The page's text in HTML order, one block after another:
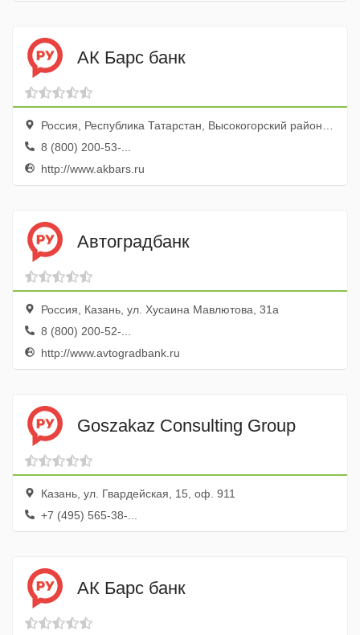
АК Барс банк
Россия, Республика Татарстан, Высокогорский район, посёлок железнодорожной станции Высокая Гора, Пролетарская улица, 11
8 (800) 200-53-...
http://www.akbars.ru
Автоградбанк
Россия, Казань, ул. Хусаина Мавлютова, 31а
8 (800) 200-52-...
http://www.avtogradbank.ru
Goszakaz Consulting Group
Казань, ул. Гвардейская, 15, оф. 911
+7 (495) 565-38-...
АК Барс банк